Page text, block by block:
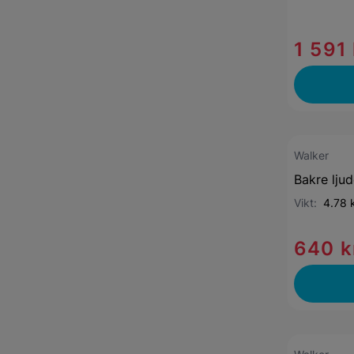
1 591
Walker
Bakre
Vikt: 4.78
640